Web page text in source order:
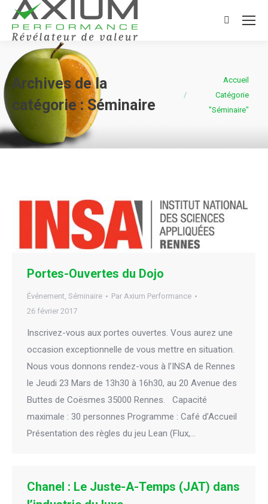
Search:
Archives de la
catégorie :Séminaire
Vous êtes ici :Accueil
Catégorie
"Séminaire"
Portes-Ouvertes du Dojo
Événement, Séminaire Par Axium Performance
26 février 2017
Inscrivez-vous aux portes ouvertes. Vous aurez une
occasion exceptionnelle de vous mettre en situation.
Nous vous donnons rendez-vous à l’INSA de Rennes
le Jeudi 23 Mars de 13h30 à 16h30, au 20 Avenue des
Buttes de Coësmes 35000 Rennes. Capacité
maximale : 30 personnes Programme : Café d’Accueil
Présentation des règles du jeu Lean (Flux,…
Chanel : Le Juste-A-Temps (JAT) dans